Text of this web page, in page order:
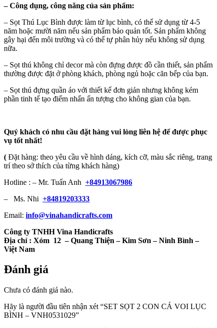
–Công dụng, công năng của sản phẩm:
– Sọt Thú Lục Bình được làm từ lục bình, có thể sử dụng từ 4-5
năm hoặc mười năm nếu sản phẩm bảo quản tốt. Sản phẩm không
gây hại đến môi trường và có thể tự phân hủy nếu không sử dụng
nữa.
– Sọt thú không chỉ decor mà còn đựng được đồ cần thiết, sản phẩm
thường được đặt ở phòng khách, phòng ngủ hoặc căn bếp của bạn.
– Sọt thú đựng quần áo với thiết kế đơn giản nhưng không kém
phần tinh tế tạo điểm nhấn ấn tượng cho không gian của bạn.
Quý khách có nhu cầu đặt hàng vui lòng liên hệ để được phục
vụ tốt nhất!
( Đặt hàng: theo yêu cầu về hình dáng, kích cỡ, màu sắc riêng, trang
trí theo sở thích của từng khách hàng)
Hotline : – Mr. Tuấn Anh +84913067986
– Ms. Nhi +84819203333
Email: info@vinahandicrafts.com
Công ty TNHH Vina Handicrafts
Địa chỉ : Xóm 12 – Quang Thiện – Kim Sơn – Ninh Bình –
Việt Nam
Đánh giá
Chưa có đánh giá nào.
Hãy là người đầu tiên nhận xét “SET SỌT 2 CON CÁ VOI LỤC
BÌNH – VNH0531029”